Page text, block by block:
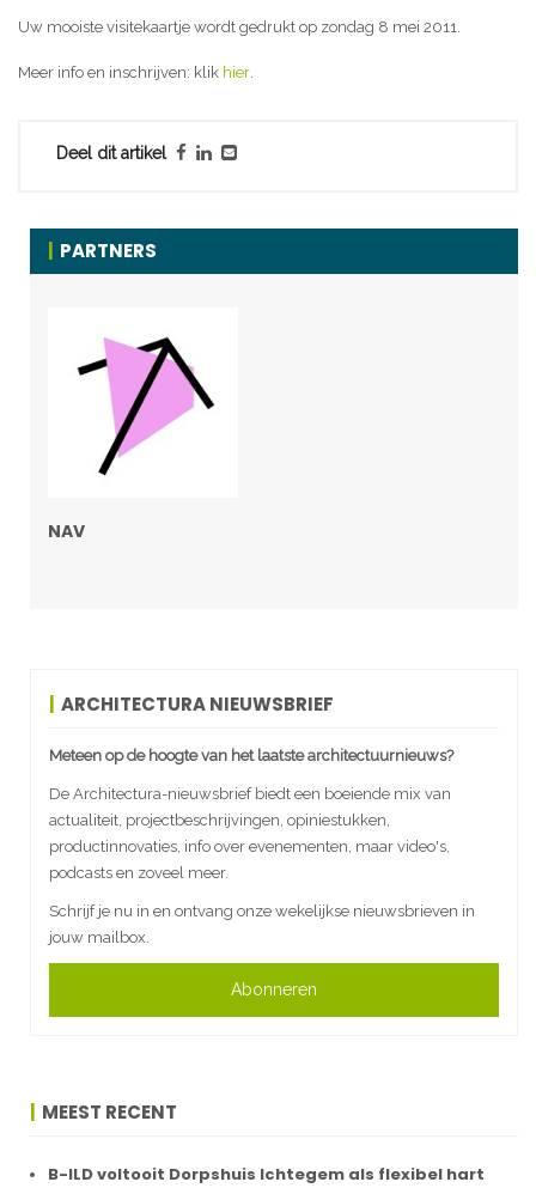
Uw mooiste visitekaartje wordt gedrukt op zondag 8 mei 2011.
Meer info en inschrijven: klik hier.
Deel dit artikel
PARTNERS
NAV
ARCHITECTURA NIEUWSBRIEF
Meteen op de hoogte van het laatste architectuurnieuws?
De Architectura-nieuwsbrief biedt een boeiende mix van
actualiteit, projectbeschrijvingen, opiniestukken,
productinnovaties, info over evenementen, maar video's,
podcasts en zoveel meer.
Schrijf je nu in en ontvang onze wekelijkse nieuwsbrieven in
jouw mailbox.
Abonneren
MEEST RECENT
B-ILD voltooit Dorpshuis Ichtegem als flexibel hart